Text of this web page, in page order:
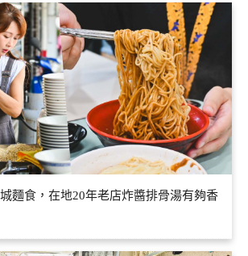
城麵食，在地20年老店炸醬排骨湯有夠香